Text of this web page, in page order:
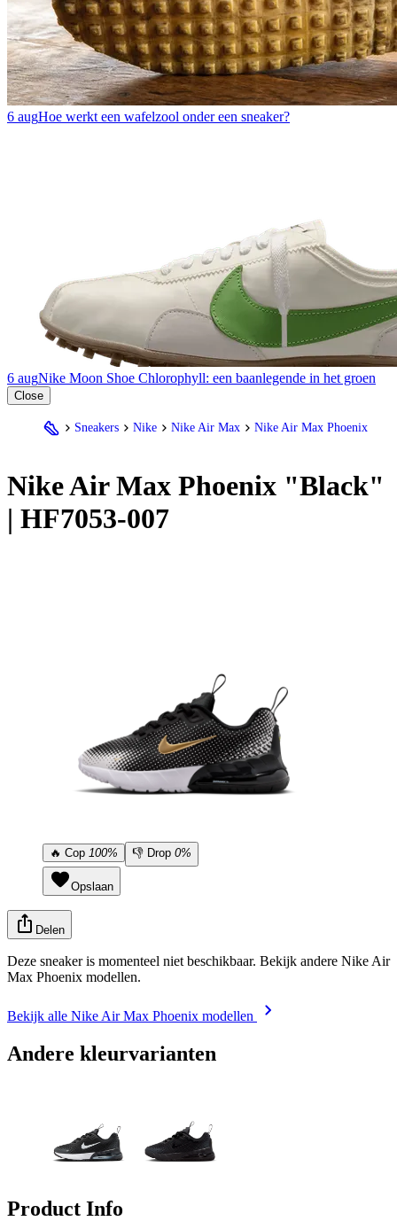
6 augHoe werkt een wafelzool onder een sneaker?
6 augNike Moon Shoe Chlorophyll: een baanlegende in het groen
Close
Sneakers Nike Nike Air Max Nike Air Max Phoenix
NikeAir Max Phoenix "Black"
| HF7053-007
🔥 Cop 100% 👎 Drop 0%
Opslaan
Delen
Deze sneaker is momenteel niet beschikbaar. Bekijk andere Nike Air
Max Phoenix modellen.
Bekijk alle Nike Air Max Phoenix modellen
Andere kleurvarianten
Product Info